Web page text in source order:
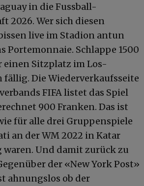
in die Fussball-
2026. Wer sich diesen
live im Stadion antun
Portemonnaie. Schlappe 1500
einen Sitzplatz im Los-
fällig. Die Wiederverkaufsseite
FIFA listet das Spiel
900 Franken. Das ist
für alle drei Gruppenspiele
an der WM 2022 in Katar
Und damit zurück zu
der «New York Post»
ahnungslos ob der